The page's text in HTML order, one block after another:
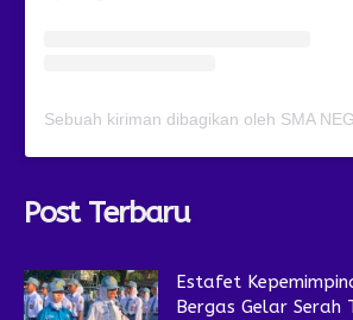
Post Terbaru
Estafet
Bergas Gelar Serah